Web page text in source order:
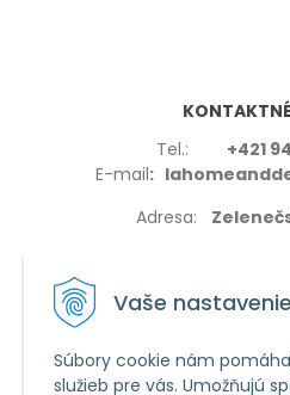
Vaše
Súbory cookie nám
služieb pre vás. Umožňujú
Tel.: +421
E-mail:
Adresa:
VŠETKO O